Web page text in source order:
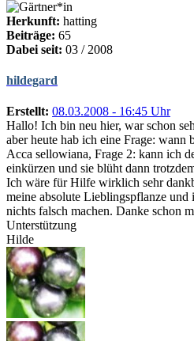
Herkunft: hatting
Beiträge: 65
Dabei seit: 03 / 2008
hildegard
Erstellt: 08.03.2008 - 16:45 Uhr
Hallo! Ich bin neu hier, war schon
aber heute hab ich eine Frage: wann
Acca sellowiana, Frage 2: kann ich
einkürzen und sie blüht dann
Ich wäre für Hilfe wirklich sehr
meine absolute Lieblingspflanze
nichts falsch machen. Danke schon
Unterstützung
Hilde